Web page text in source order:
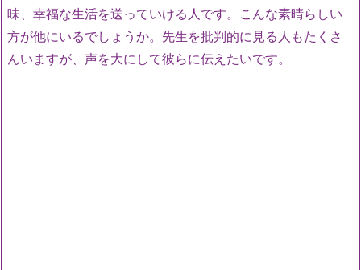
味、幸福な生活を送っていける人です。こんな素晴らしい
方が他にいるでしょうか。先生を批判的に見る人もたくさ
んいますが、声を大にして彼らに伝えたいです。